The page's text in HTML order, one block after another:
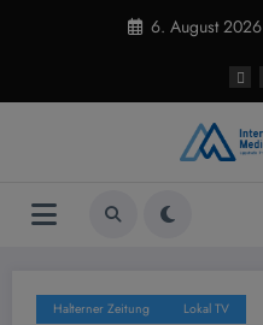
6. August 2026
Halterner Zeitung Lokal TV